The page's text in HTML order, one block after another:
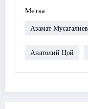
Метка
Азамат Мусагалиев
Анатолий Цой